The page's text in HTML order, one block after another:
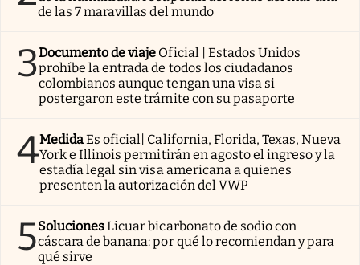
de las 7 maravillas del mundo
3Documento de viaje Oficial | Estados Unidos
prohíbe la entrada de todos los ciudadanos
colombianos aunque tengan una visa si
postergaron este trámite con su pasaporte
4MedidaEs oficial| California, Florida, Texas, Nueva
York e Illinois permitirán en agosto el ingreso y la
estadía legal sin visa americana a quienes
presenten la autorización del VWP
5SolucionesLicuar bicarbonato de sodio con
cáscara de banana: por qué lo recomiendan y para
qué sirve